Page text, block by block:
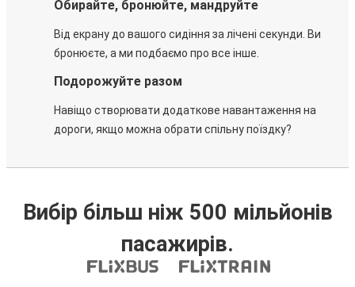
Обирайте, бронюйте, мандруйте
Від екрану до вашого сидіння за лічені секунди. Ви
бронюєте, а ми подбаємо про все інше.
Подорожуйте разом
Навіщо створювати додаткове навантаження на
дороги, якщо можна обрати спільну поїздку?
Вибір більш ніж 500 мільйонів
пасажирів.